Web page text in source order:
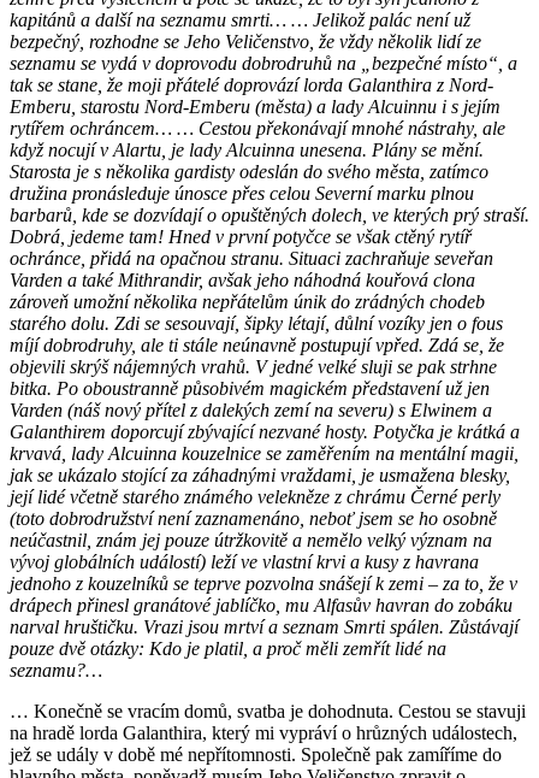
kapitánů a další na seznamu smrti… … Jelikož palác není už
bezpečný, rozhodne se Jeho Veličenstvo, že vždy několik lidí ze
seznamu se vydá v doprovodu dobrodruhů na „bezpečné místo“, a
tak se stane, že moji přátelé doprovází lorda Galanthira z Nord-
Emberu, starostu Nord-Emberu (města) a lady Alcuinnu i s jejím
rytířem ochráncem… … Cestou překonávají mnohé nástrahy, ale
když nocují v Alartu, je lady Alcuinna unesena. Plány se mění.
Starosta je s několika gardisty odeslán do svého města, zatímco
družina pronásleduje únosce přes celou Severní marku plnou
barbarů, kde se dozvídají o opuštěných dolech, ve kterých prý straší.
Dobrá, jedeme tam! Hned v první potyčce se však ctěný rytíř
ochránce, přidá na opačnou stranu. Situaci zachraňuje seveřan
Varden a také Mithrandir, avšak jeho náhodná kouřová clona
zároveň umožní několika nepřátelům únik do zrádných chodeb
starého dolu. Zdi se sesouvají, šipky létají, důlní vozíky jen o fous
míjí dobrodruhy, ale ti stále neúnavně postupují vpřed. Zdá se, že
objevili skrýš nájemných vrahů. V jedné velké sluji se pak strhne
bitka. Po oboustranně působivém magickém představení už jen
Varden (náš nový přítel z dalekých zemí na severu) s Elwinem a
Galanthirem doporcují zbývající nezvané hosty. Potyčka je krátká a
krvavá, lady Alcuinna kouzelnice se zaměřením na mentální magii,
jak se ukázalo stojící za záhadnými vraždami, je usmažena blesky,
její lidé včetně starého známého velekněze z chrámu Černé perly
(toto dobrodružství není zaznamenáno, neboť jsem se ho osobně
neúčastnil, znám jej pouze útržkovitě a nemělo velký význam na
vývoj globálních událostí) leží ve vlastní krvi a kusy z havrana
jednoho z kouzelníků se teprve pozvolna snášejí k zemi – za to, že v
drápech přinesl granátové jablíčko, mu Alfasův havran do zobáku
narval hruštičku. Vrazi jsou mrtví a seznam Smrti spálen. Zůstávají
pouze dvě otázky: Kdo je platil, a proč měli zemřít lidé na
seznamu?…
… Konečně se vracím domů, svatba je dohodnuta. Cestou se stavuji
na hradě lorda Galanthira, který mi vypráví o hrůzných událostech,
jež se udály v době mé nepřítomnosti. Společně pak zamíříme do